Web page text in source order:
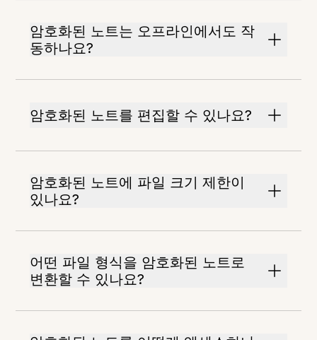
암호화된 노트는 오프라인에서도 작
동하나요?
암호화된 노트를 편집할 수 있나요?
암호화된 노트에 파일 크기 제한이
있나요?
어떤 파일 형식을 암호화된 노트로
변환할 수 있나요?